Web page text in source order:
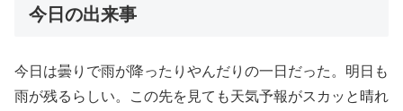
今日の出来事
今日は曇りで雨が降ったりやんだりの一日だった。明日も
雨が残るらしい。この先を見ても天気予報がスカッと晴れ